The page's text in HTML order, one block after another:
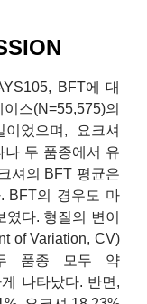
BFT에 대
스(N=55,575)의
었으며, 요크셔
나 두 품종에서 유
셔의 BFT 평균은
BFT의 경우도 마
다. 형질의 변이
of Variation, CV)
품종 모두 약
나타났다. 반면,